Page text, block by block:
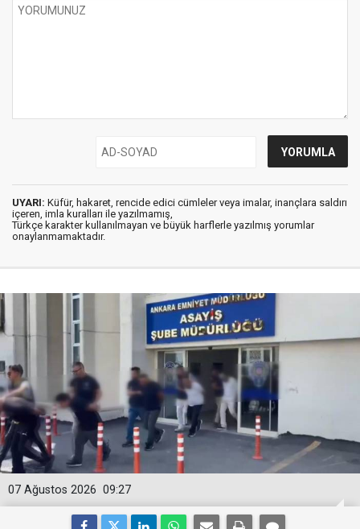
UYARI: Küfür, hakaret, rencide edici cümleler veya imalar, inançlara saldırı
içeren, imla kuralları ile yazılmamış,
Türkçe karakter kullanılmayan ve büyük harflerle yazılmış yorumlar
onaylanmamaktadır.
09:27
07 Ağustos 2026